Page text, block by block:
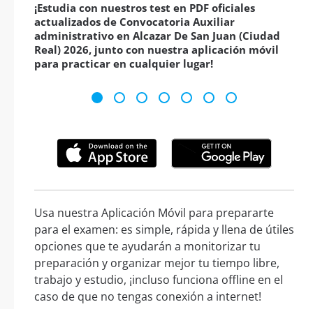
¡Estudia con nuestros test en PDF oficiales
actualizados de Convocatoria Auxiliar
administrativo en Alcazar De San Juan (Ciudad
Real) 2026, junto con nuestra aplicación móvil
para practicar en cualquier lugar!
Usa nuestra Aplicación Móvil para prepararte
para el examen: es simple, rápida y llena de útiles
opciones que te ayudarán a monitorizar tu
preparación y organizar mejor tu tiempo libre,
trabajo y estudio, ¡incluso funciona offline en el
caso de que no tengas conexión a internet!